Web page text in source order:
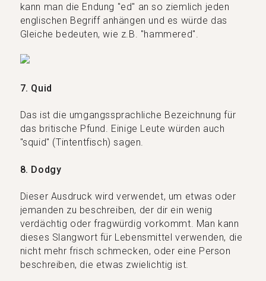
kann man die Endung "ed" an so ziemlich jeden
englischen Begriff anhängen und es würde das
Gleiche bedeuten, wie z.B. "hammered".
7. Quid
Das ist die umgangssprachliche Bezeichnung für
das britische Pfund. Einige Leute würden auch
"squid" (Tintentfisch) sagen.
8. Dodgy
Dieser Ausdruck wird verwendet, um etwas oder
jemanden zu beschreiben, der dir ein wenig
verdächtig oder fragwürdig vorkommt. Man kann
dieses Slangwort für Lebensmittel verwenden, die
nicht mehr frisch schmecken, oder eine Person
beschreiben, die etwas zwielichtig ist.